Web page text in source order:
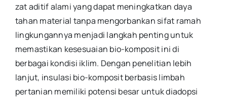
zat aditif alami yang dapat meningkatkan daya
tahan material tanpa mengorbankan sifat ramah
lingkungannya menjadi langkah penting untuk
memastikan kesesuaian bio-komposit ini di
berbagai kondisi iklim. Dengan penelitian lebih
lanjut, insulasi bio-komposit berbasis limbah
pertanian memiliki potensi besar untuk diadopsi